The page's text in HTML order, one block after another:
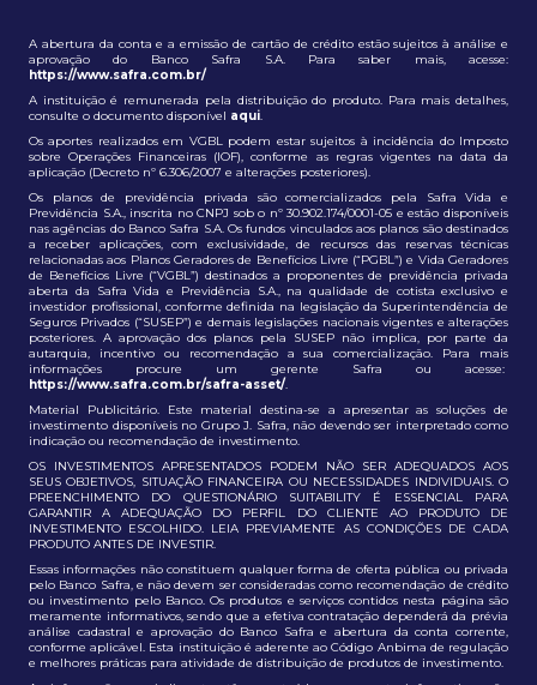
A abertura da conta e a emissão de cartão de crédito estão sujeitos à análise e
aprovação do Banco Safra S.A. Para saber mais, acesse:
https://www.safra.com.br/
A instituição é remunerada pela distribuição do produto. Para mais detalhes,
consulte o documento disponível aqui.
Os aportes realizados em VGBL podem estar sujeitos à incidência do Imposto
sobre Operações Financeiras (IOF), conforme as regras vigentes na data da
aplicação (Decreto nº 6.306/2007 e alterações posteriores).
Os planos de previdência privada são comercializados pela Safra Vida e
Previdência S.A., inscrita no CNPJ sob o nº 30.902.174/0001-05 e estão disponíveis
nas agências do Banco Safra S.A. Os fundos vinculados aos planos são destinados
a receber aplicações, com exclusividade, de recursos das reservas técnicas
relacionadas aos Planos Geradores de Benefícios Livre (“PGBL”) e Vida Geradores
de Benefícios Livre (“VGBL”) destinados a proponentes de previdência privada
aberta da Safra Vida e Previdência S.A., na qualidade de cotista exclusivo e
investidor profissional, conforme definida na legislação da Superintendência de
Seguros Privados (“SUSEP”) e demais legislações nacionais vigentes e alterações
posteriores. A aprovação dos planos pela SUSEP não implica, por parte da
autarquia, incentivo ou recomendação a sua comercialização. Para mais
informações procure um gerente Safra ou acesse:
https://www.safra.com.br/safra-asset/.
Material Publicitário. Este material destina-se a apresentar as soluções de
investimento disponíveis no Grupo J. Safra, não devendo ser interpretado como
indicação ou recomendação de investimento.
OS INVESTIMENTOS APRESENTADOS PODEM NÃO SER ADEQUADOS AOS
SEUS OBJETIVOS, SITUAÇÃO FINANCEIRA OU NECESSIDADES INDIVIDUAIS. O
PREENCHIMENTO DO QUESTIONÁRIO SUITABILITY É ESSENCIAL PARA
GARANTIR A ADEQUAÇÃO DO PERFIL DO CLIENTE AO PRODUTO DE
INVESTIMENTO ESCOLHIDO. LEIA PREVIAMENTE AS CONDIÇÕES DE CADA
PRODUTO ANTES DE INVESTIR.
Essas informações não constituem qualquer forma de oferta pública ou privada
pelo Banco Safra, e não devem ser consideradas como recomendação de crédito
ou investimento pelo Banco. Os produtos e serviços contidos nesta página são
meramente informativos, sendo que a efetiva contratação dependerá da prévia
análise cadastral e aprovação do Banco Safra e abertura da conta corrente,
conforme aplicável. Esta instituição é aderente ao Código Anbima de regulação
e melhores práticas para atividade de distribuição de produtos de investimento.